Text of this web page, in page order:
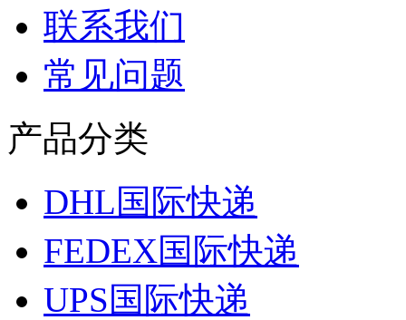
联系我们
常见问题
产品分类
DHL国际快递
FEDEX国际快递
UPS国际快递